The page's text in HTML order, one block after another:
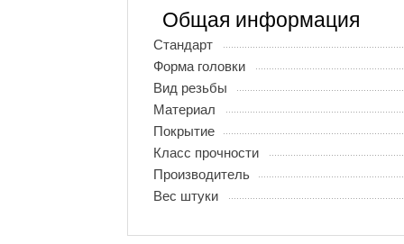
Общая информация
Стандарт
Форма головки
Вид резьбы
Материал
Покрытие
Класс прочности
Производитель
Вес штуки